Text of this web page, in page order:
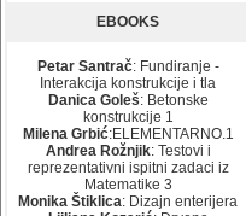
EBOOKS
Petar Santrač: Fundiranje -
Interakcija konstrukcije i tla
Danica Goleš: Betonske
konstrukcije 1
Milena Grbić:ELEMENTARNO.1
Andrea Rožnjik: Testovi i
reprezentativni ispitni zadaci iz
Matematike 3
Monika Štiklica: Dizajn enterijera